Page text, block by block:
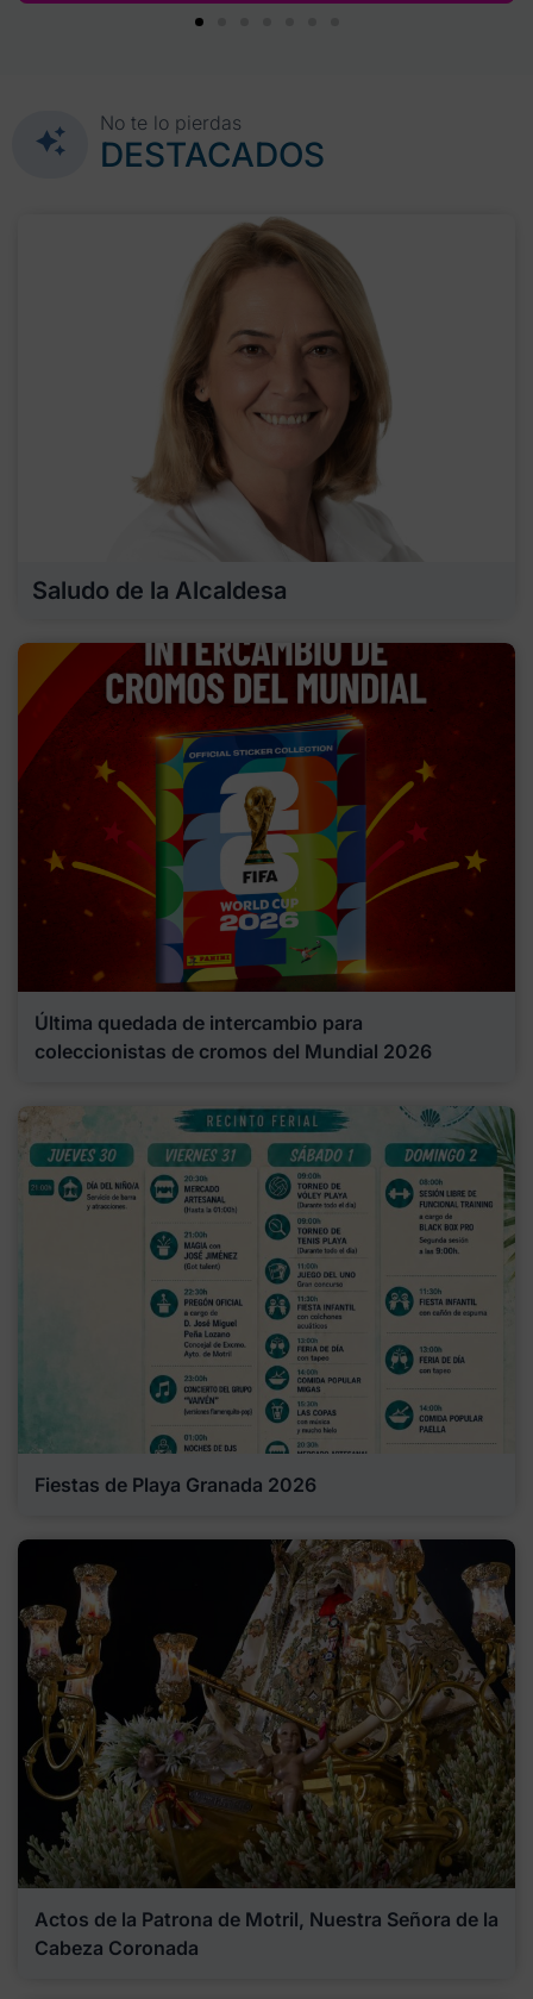
No te lo pierdas
DESTACADOS
Saludo de la Alcaldesa
Última quedada de intercambio para
coleccionistas de cromos del Mundial 2026
Fiestas de Playa Granada 2026
Actos de la Patrona de Motril, Nuestra Señora de la
Cabeza Coronada